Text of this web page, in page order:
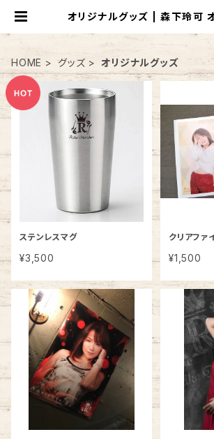
オリジナルグッズ | 森下玲可 オ
HOME グッズ オリジナルグッズ
ステンレスマグ
¥3,500
クリアファ
¥1,500